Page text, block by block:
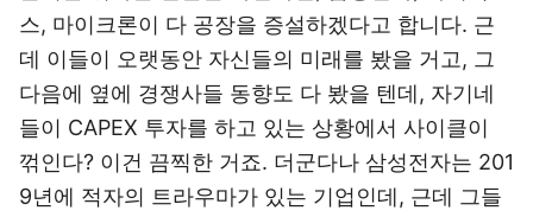
스, 마이크론이 다 공장을 증설하겠다고 합니다. 근
데 이들이 오랫동안 자신들의 미래를 봤을 거고, 그
다음에 옆에 경쟁사들 동향도 다 봤을 텐데, 자기네
들이 CAPEX 투자를 하고 있는 상황에서 사이클이
꺾인다? 이건 끔찍한 거죠. 더군다나 삼성전자는 201
9년에 적자의 트라우마가 있는 기업인데, 근데 그들